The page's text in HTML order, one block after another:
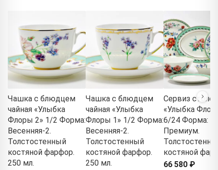
Чашка с блюдцем
чайная «Улыбка
Флоры 2» 1/2 Форма:
Весенняя-2.
Толстостенный
костяной фарфор.
250 мл.
Чашка с блюдцем
чайная «Улыбка
Флоры 1» 1/2 Форма:
Весенняя-2.
Толстостенный
костяной фарфор.
250 мл.
Сервиз
«Улыбка
6/24 Форма:
Премиум.
костяной
66 580 ₽